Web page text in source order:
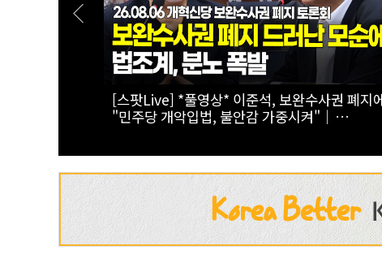
[스팟Live] "전셋집 구하려다 월세 선택"...사회
에 첫발 내디딘 청년의 한탄 | 26.08.06 서울시